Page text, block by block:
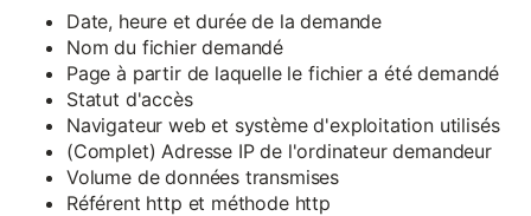
Date, heure et durée de la demande
Nom du fichier demandé
Page à partir de laquelle le fichier a été demandé
Statut d'accès
Navigateur web et système d'exploitation utilisés
(Complet) Adresse IP de l'ordinateur demandeur
Volume de données transmises
Référent http et méthode http